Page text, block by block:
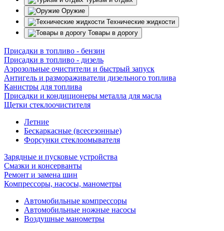
Оружие
Технические жидкости
Товары в дорогу
Присадки в топливо - бензин
Присадки в топливо - дизель
Аэрозольные очистители и быстрый запуск
Антигель и размораживатели дизельного топлива
Канистры для топлива
Присадки и кондиционеры металла для масла
Щетки стеклоочистителя
Летние
Бескаркасные (всесезонные)
Форсунки стеклоомывателя
Зарядные и пусковые устройства
Смазки и консерванты
Ремонт и замена шин
Компрессоры, насосы, манометры
Автомобильные компрессоры
Автомобильные ножные насосы
Воздушные манометры